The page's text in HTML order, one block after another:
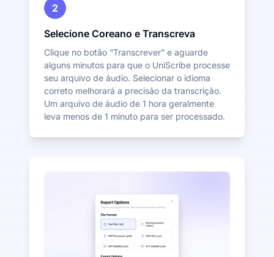
2
Selecione Coreano e Transcreva
Clique no botão “Transcrever” e aguarde
alguns minutos para que o UniScribe processe
seu arquivo de áudio. Selecionar o idioma
correto melhorará a precisão da transcrição.
Um arquivo de áudio de 1 hora geralmente
leva menos de 1 minuto para ser processado.